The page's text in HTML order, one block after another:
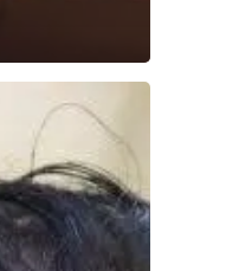
Guadalajara
Talavera
Cultura
Deportes
Sucesos
Medio Ambiente
Planeta Rural